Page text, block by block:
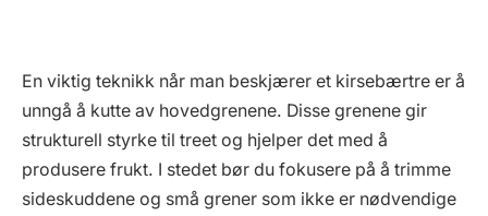
En viktig teknikk når man beskjærer et kirsebærtre er å
unngå å kutte av hovedgrenene. Disse grenene gir
strukturell styrke til treet og hjelper det med å
produsere frukt. I stedet bør du fokusere på å trimme
sideskuddene og små grener som ikke er nødvendige